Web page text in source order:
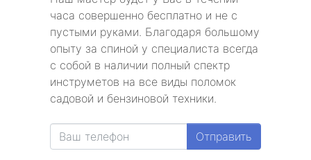
часа совершенно бесплатно и не с
пустыми руками. Благодаря большому
опыту за спиной у специалиста всегда
с собой в наличии полный спектр
инструметов на все виды поломок
садовой и бензиновой техники.
Отправить